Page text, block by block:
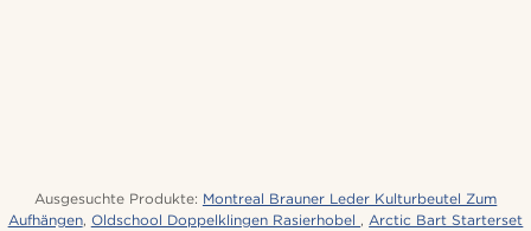
Ausgesuchte Produkte: Montreal Brauner Leder Kulturbeutel Zum
Aufhängen, Oldschool Doppelklingen Rasierhobel ,Arctic Bart Starterset